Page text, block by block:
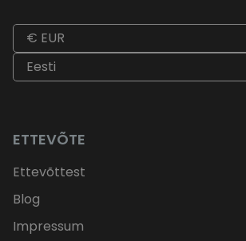
€ EUR
Eesti
ETTEVÕTE
Ettevõttest
Blog
Impressum